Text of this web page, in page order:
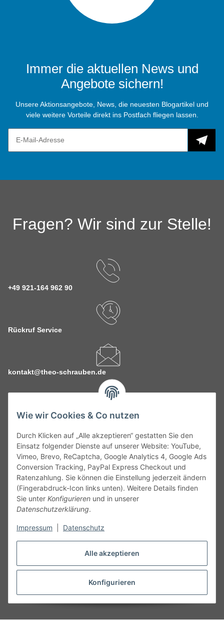
Alle akzeptieren
Konfigurieren
Wie wir Cookies & Co nutzen
Durch Klicken auf „Alle akzeptieren“ gestatten Sie den
Einsatz folgender Dienste auf unserer Website: YouTube,
Vimeo, Brevo, ReCaptcha, Google Analytics 4, Google Ads
Conversion Tracking, PayPal Express Checkout und
Ratenzahlung. Sie können die Einstellung jederzeit ändern
(Fingerabdruck-Icon links unten). Weitere Details finden
Sie unter Konfigurieren und in unserer
Datenschutzerklärung.
Impressum Datenschutz
Immer die aktuellen News und
Angebote sichern!
Unsere Aktionsangebote, News, die neuesten Blogartikel und
viele weitere Vorteile direkt ins Postfach fliegen lassen.
Fragen? Wir sind zur Stelle!
+49 921-164 962 90
Rückruf Service
kontakt@theo-schrauben.de
Service
Gesetzliche Informationen
Alle technischen Angaben ohne Gewähr. Irrtümer und fehlerhafte
Angaben vorbehalten. Wenn Sie Datenblätter oder spezielle
unseren Kundenservice. Abbildungen der Artikel können
Vertrag widerrufen